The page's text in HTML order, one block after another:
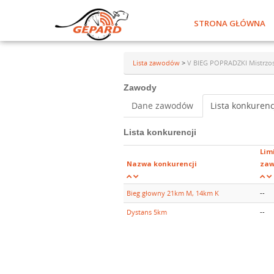
STRONA GŁÓWNA
Lista zawodów > V BIEG POPRADZKI
Zawody
Dane zawodów Lista
Lista konkurencji
Nazwa konkurencji
Bieg głowny 21km M, 14km K --
Dystans 5km --